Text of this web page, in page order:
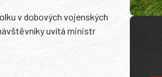
v dobových vojenských
uvítá ministr